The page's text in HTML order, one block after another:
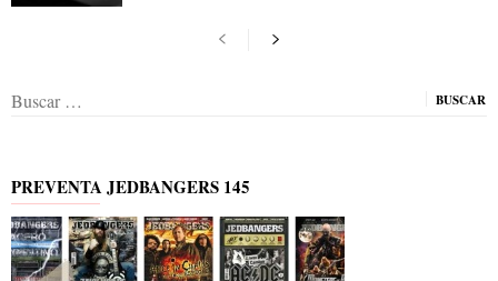
Buscar:
PREVENTA JEDBANGERS 145